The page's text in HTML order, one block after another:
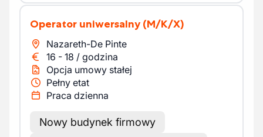
Operator uniwersalny (M/K/X)
Nazareth-De Pinte
16 - 18 / godzina
Opcja umowy stałej
Pełny etat
Praca dzienna
Nowy budynek firmowy